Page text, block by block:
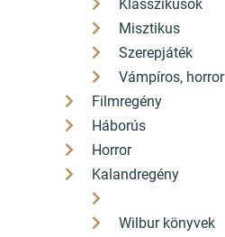
Klasszikusok
Misztikus
Szerepjáték
Vámpíros, horror
Filmregény
Háborús
Horror
Kalandregény
Wilbur könyvek